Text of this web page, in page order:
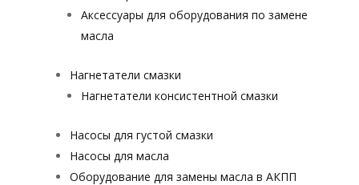
Аксессуары для оборудования по замене
масла
Нагнетатели смазки
Нагнетатели консистентной смазки
Насосы для густой смазки
Насосы для масла
Оборудование для замены масла в АКПП